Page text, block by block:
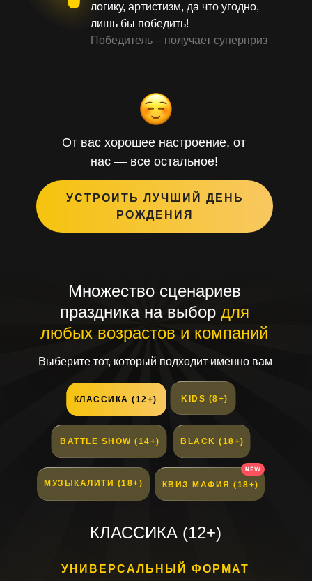
От вас хорошее настроение, от
нас — все остальное!
УСТРОИТЬ ЛУЧШИЙ ДЕНЬ
РОЖДЕНИЯ
логику, артистизм, да что угодно,
лишь бы победить!
Победитель – получает суперприз
Множество сценариев
праздника на выбор для
любых возрастов и компаний
Выберите тот, который подходит именно вам
КЛАССИКА (12+) KIDS (8+)
BATTLE SHOW (14+)
КВИЗ МАФИЯ (18+)
МУЗЫКАЛИТИ (18+)
BLACK (18+)
КЛАССИКА (12+)
УНИВЕРСАЛЬНЫЙ ФОРМАТ